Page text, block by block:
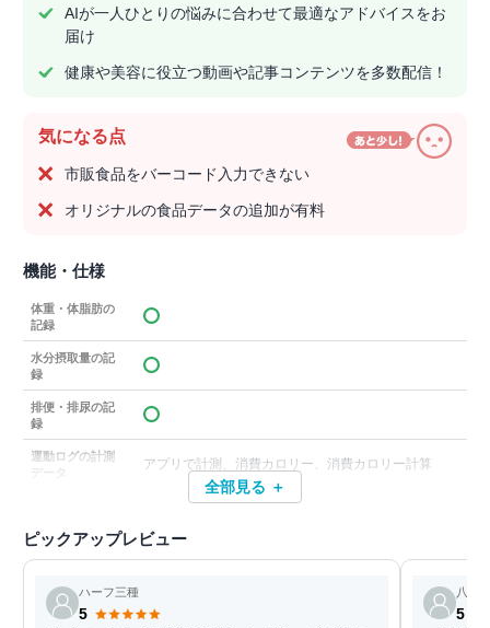
AIが一人ひとりの悩みに合わせて最適なアドバイスをお
届け
健康や美容に役立つ動画や記事コンテンツを多数配信！
気になる点
市販食品をバーコード入力できない
オリジナルの食品データの追加が有料
機能・仕様
体重・体脂肪の
記録
水分摂取量の記
録
排便・排尿の記
録
運動ログの計測
アプリで計測、消費カロリー、消費カロリー計算
全部見る ＋
ピックアップレビュー
ハーフ三種
5
八田
5